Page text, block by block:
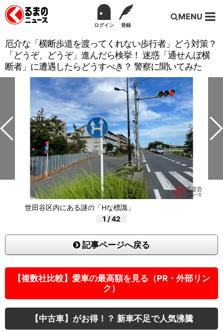
ログイン 登録
MENU
厄介な「横断歩道を渡ってくれない歩行者」どう対策？
「どうぞ、どうぞ」進んだら検挙！ 迷惑「通せんぼ横
断者」に遭遇したらどうすべき？ 警察に聞いてみた
世田谷区内にある謎の「Hな標識」
1 /42
記事ページへ戻る
【複数社比較】愛車の最高額を見る（PR・外部リン
ク）
【中古車】がお得！？ 新車不足で人気沸騰